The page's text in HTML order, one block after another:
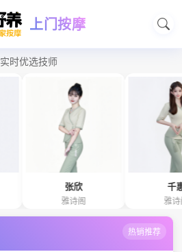
上门按摩
实时优选技师
热销推荐